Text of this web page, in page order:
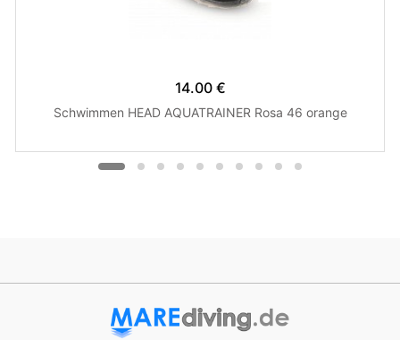
14.00 €
Schwimmen HEAD AQUATRAINER Rosa 46 orange